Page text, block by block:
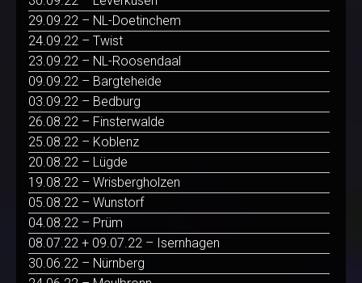
29.09.22 – NL-Doetinchem
24.09.22 – Twist
23.09.22 – NL-Roosendaal
09.09.22 – Bargteheide
03.09.22 – Bedburg
26.08.22 – Finsterwalde
25.08.22 – Koblenz
20.08.22 – Lügde
19.08.22 – Wrisbergholzen
05.08.22 – Wunstorf
04.08.22 – Prüm
08.07.22 + 09.07.22 – Isernhagen
30.06.22 – Nürnberg